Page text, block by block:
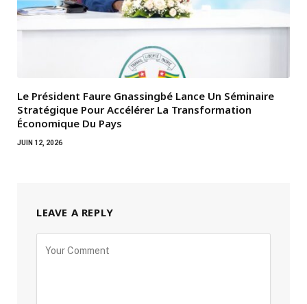
Le Président Faure Gnassingbé Lance Un Séminaire
Stratégique Pour Accélérer La Transformation
Économique Du Pays
JUIN 12, 2026
LEAVE A REPLY